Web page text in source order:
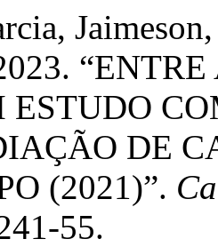
DE
(2021)”.
55.